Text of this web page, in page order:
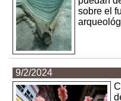
sobre el
9/2/2024